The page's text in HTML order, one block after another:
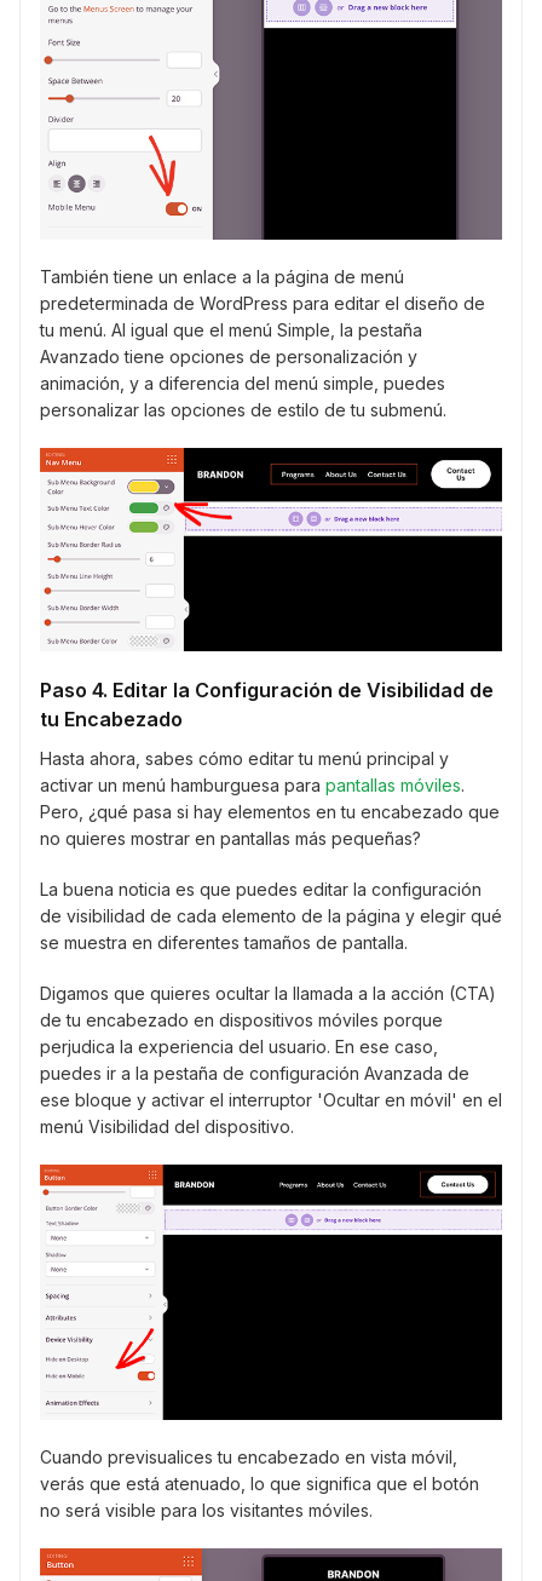
También tiene un enlace a la página de menú
predeterminada de WordPress para editar el diseño de
tu menú. Al igual que el menú Simple, la pestaña
Avanzado tiene opciones de personalización y
animación, y a diferencia del menú simple, puedes
personalizar las opciones de estilo de tu submenú.
Paso 4. Editar la Configuración de Visibilidad de
tu Encabezado
Hasta ahora, sabes cómo editar tu menú principal y
activar un menú hamburguesa para pantallas móviles.
Pero, ¿qué pasa si hay elementos en tu encabezado que
no quieres mostrar en pantallas más pequeñas?
La buena noticia es que puedes editar la configuración
de visibilidad de cada elemento de la página y elegir qué
se muestra en diferentes tamaños de pantalla.
Digamos que quieres ocultar la llamada a la acción (CTA)
de tu encabezado en dispositivos móviles porque
perjudica la experiencia del usuario. En ese caso,
puedes ir a la pestaña de configuración Avanzada de
ese bloque y activar el interruptor 'Ocultar en móvil' en el
menú Visibilidad del dispositivo.
Cuando previsualices tu encabezado en vista móvil,
verás que está atenuado, lo que significa que el botón
no será visible para los visitantes móviles.